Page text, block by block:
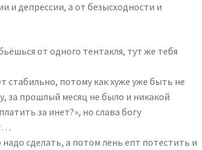
и депрессии, а от безысходности и
от одного тентакля, тут же тебя
стабильно, потому как хуже уже быть не
за прошлый месяц не было и никакой
за инет?», но слава богу
сделать, а потом лень епт потестить и